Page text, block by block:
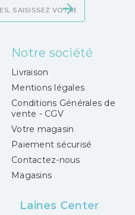
Notre société
Livraison
Mentions légales
Conditions Générales de
vente - CGV
Votre magasin
Paiement sécurisé
Contactez-nous
Magasins
Laines Center